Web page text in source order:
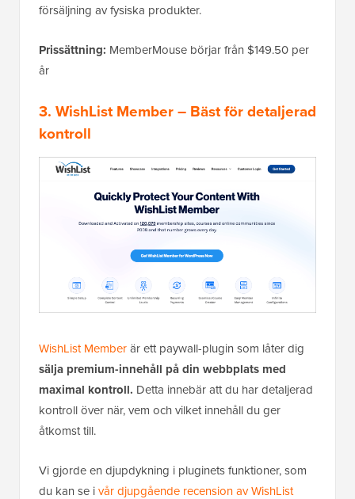
försäljning av fysiska produkter.
Prissättning: MemberMouse börjar från $149.50 per
år
3. WishList Member– Bäst för detaljerad
kontroll
WishList Memberär ett paywall-plugin som låter dig
sälja premium-innehåll på din webbplats med
maximal kontroll. Detta innebär att du har detaljerad
kontroll över när, vem och vilket innehåll du ger
åtkomst till.
Vi gjorde en djupdykning i pluginets funktioner, som
du kan se ivår djupgående recension av WishList